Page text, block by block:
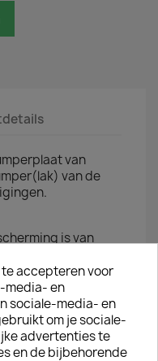
van
van de
is van
met
de achterbumper
te accepteren voor
media- en
sociale-media- en
om je sociale-
advertenties te
en de bijbehorende